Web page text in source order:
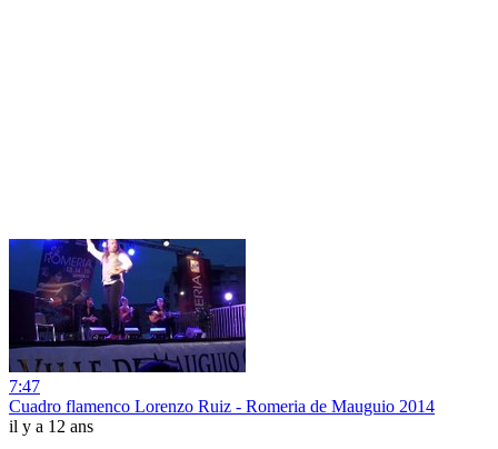
7:47
Cuadro flamenco Lorenzo Ruiz - Romeria de Mauguio 2014
il y a 12 ans